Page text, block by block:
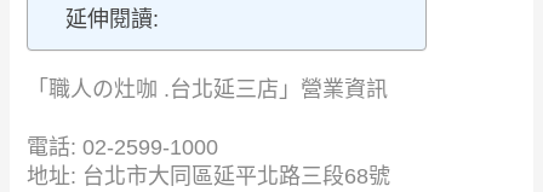
延伸閱讀:
「職人の灶咖 .台北延三店」營業資訊
電話: 02-2599-1000
地址: 台北市大同區延平北路三段68號